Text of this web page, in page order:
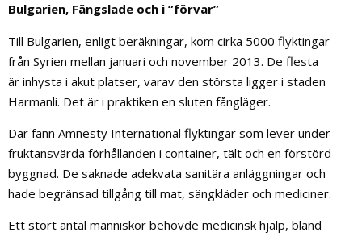
Bulgarien, Fängslade och i ”förvar”
Till Bulgarien, enligt beräkningar, kom cirka 5000 flyktingar
från Syrien mellan januari och november 2013. De flesta
är inhysta i akut platser, varav den största ligger i staden
Harmanli. Det är i praktiken en sluten fångläger.
Där fann Amnesty International flyktingar som lever under
fruktansvärda förhållanden i container, tält och en förstörd
byggnad. De saknade adekvata sanitära anläggningar och
hade begränsad tillgång till mat, sängkläder och mediciner.
Ett stort antal människor behövde medicinsk hjälp, bland